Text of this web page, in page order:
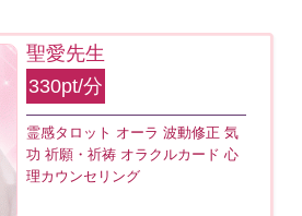
聖愛先生
330pt/分
霊感タロット オーラ 波動修正 気
功 祈願・祈祷 オラクルカード 心
理カウンセリング